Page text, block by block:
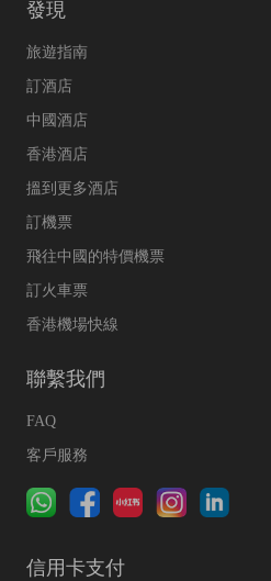
發現
旅遊指南
訂酒店
中國酒店
香港酒店
搵到更多酒店
訂機票
飛往中國的特價機票
訂火車票
香港機場快線
聯繫我們
FAQ
客戶服務
信用卡支付